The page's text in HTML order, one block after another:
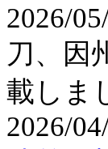
2026/
刀、因
載しま
2026/